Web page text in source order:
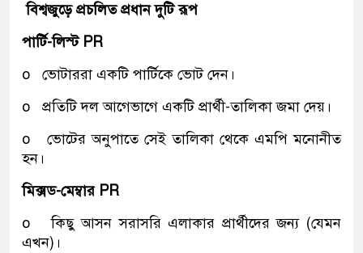
বিশ্বজুড়ে প্রচলিত প্রধান দুটি রূপ
পার্টি-লিস্ট PR
o ভোটাররা একটি পার্টিকে ভোট দেন।
o প্রতিটি দল আগেভাগে একটি প্রার্থী-তালিকা জমা দেয়।
o ভোটের অনুপাতে সেই তালিকা থেকে এমপি মনোনীত
হন।
মিক্সড-মেম্বার PR
o কিছু আসন সরাসরি এলাকার প্রার্থীদের জন্য (যেমন
এখন)।